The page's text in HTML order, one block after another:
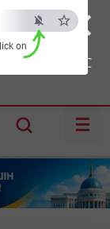
×
ESC
on
Шымкент:36°C
☰